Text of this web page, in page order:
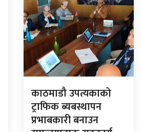
काठमाडौ उपत्यकाको
ट्राफिक ब्यबस्थापन
प्रभाबकारी बनाउन